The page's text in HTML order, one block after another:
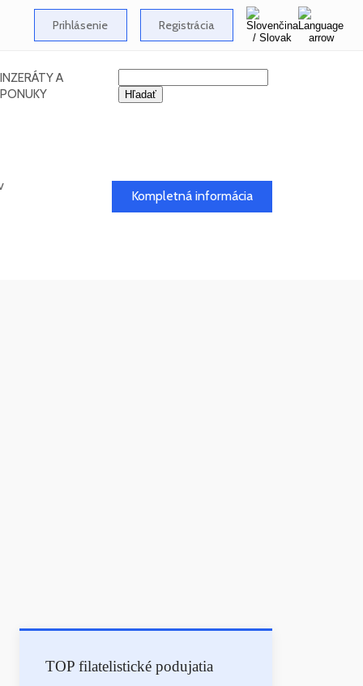
Prihlásenie Registrácia
INZERÁTY A
PONUKY
Kompletná informácia
TOP filatelistické podujatia